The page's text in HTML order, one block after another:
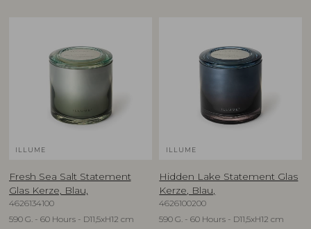
ILLUME
Fresh Sea Salt Statement
Glas Kerze, Blau,
4626134100
590 G. - 60 Hours - D11,5xH12 cm
ILLUME
Hidden Lake Statement Glas
Kerze, Blau,
4626100200
590 G. - 60 Hours - D11,5xH12 cm